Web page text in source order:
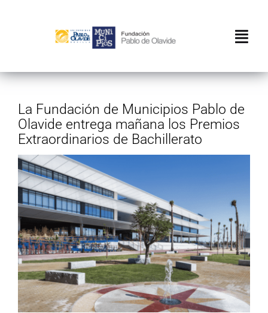
Inicio
Conócenos
Actividades
Transparencia
La Fundación de Municipios Pablo de
Olavide entrega mañana los Premios
Extraordinarios de Bachillerato
Ver
imagen
más
grande